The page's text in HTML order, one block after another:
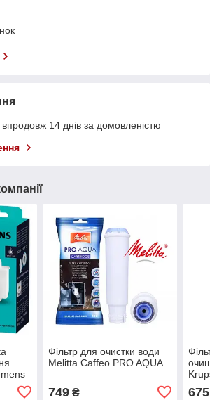
14 днів за домовленістю
Фільтр для очистки води
Melitta Caffeo PRO AQUA
749₴ 675